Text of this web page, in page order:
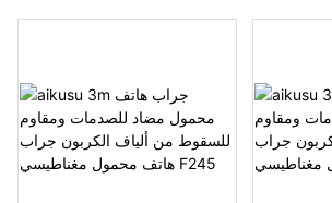
مميز إلى حافظة هاتفك، مما يجعلها
الهاتف